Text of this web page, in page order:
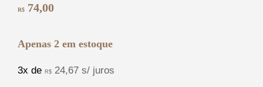
R$ 74,00
Apenas 2 em estoque
3x de R$ 24,67 s/ juros